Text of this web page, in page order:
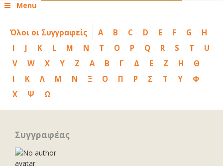
Menu
Όλοι οι Συγγραφείς A B C D E F G
H
I
J K L M N T O P Q R S T
U
V
W X Y Z Α Β Γ Δ Ε Ζ Η
Θ
Ι
Κ Λ Μ Ν Ξ Ο Π Ρ Σ Τ Υ
Φ
Χ
Ψ Ω
Συγγραφέας